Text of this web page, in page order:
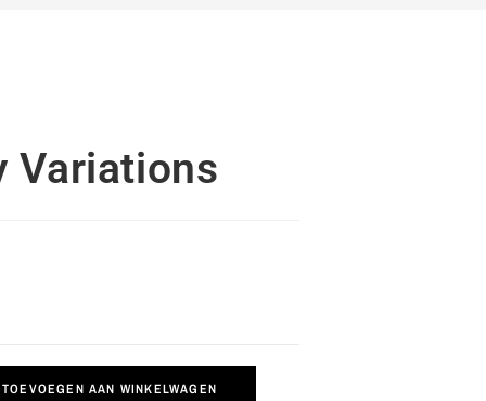
Variations
TOEVOEGEN AAN WINKELWAGEN